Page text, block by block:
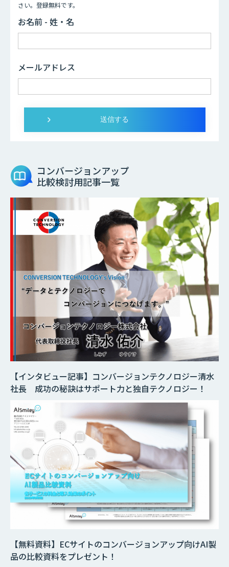
さい。登録無料です。
お名前 - 姓・名
メールアドレス
コンバージョンアップ
比較検討用記事一覧
【無料資料】ECサイトのコンバージョンアップ向けAI製
品の比較資料をプレゼント！
【インタビュー記事】コンバージョンテクノロジー清水
社長 成功の秘訣はサポート力と独自テクノロジー！